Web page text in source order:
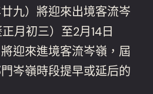
廿九）將迎來出境客流岑
月初三）至2月14日
將迎來進境客流岑嶺，屆
岑嶺時段提早或延后的